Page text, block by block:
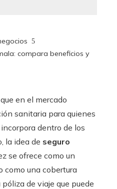
compara beneficios y
en el mercado
sanitaria para quienes
dentro de los
la idea de seguro
se ofrece como un
como una cobertura
de viaje que puede